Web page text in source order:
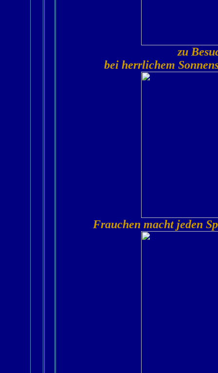
zu
bei herrlichem
Frauchen macht jeden